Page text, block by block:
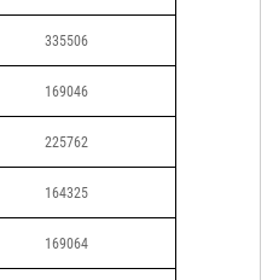
335506
169046
225762
164325
169064